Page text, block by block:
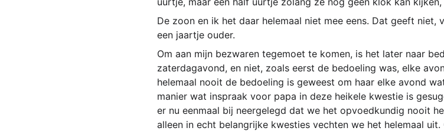
De zoon en ik het daar helemaal niet mee eens. Dat geeft niet,
een jaartje ouder.
Om aan mijn bezwaren tegemoet te komen, is het later naar
zaterdagavond, en niet, zoals eerst de bedoeling was, elke
helemaal nooit de bedoeling is geweest om haar elke avond
manier wat inspraak voor papa in deze heikele kwestie is
er nu eenmaal bij neergelegd dat we het opvoedkundig nooit
alleen in echt belangrijke kwesties vechten we het helemaal